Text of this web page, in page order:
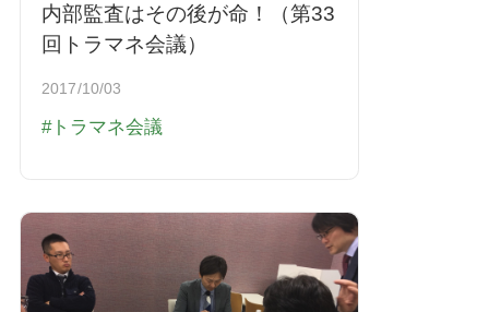
内部監査はその後が命！（第33
回トラマネ会議）
2017/10/03
トラマネ会議